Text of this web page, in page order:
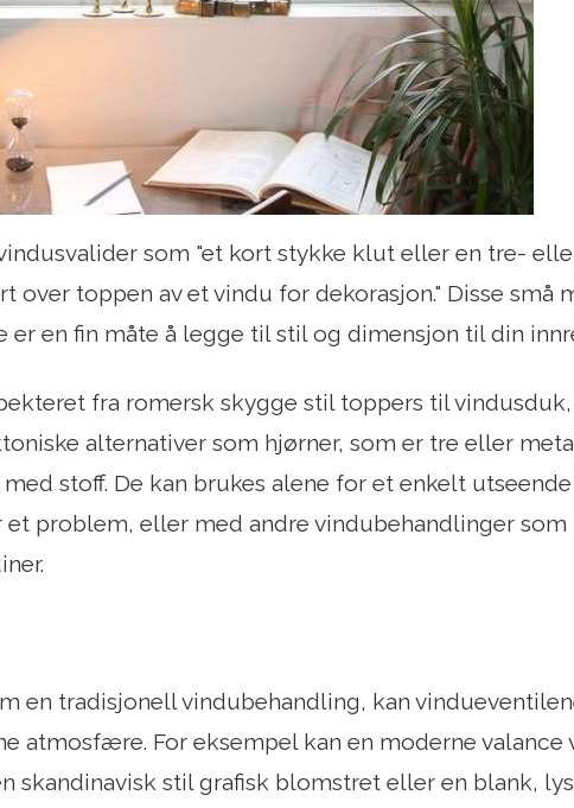
som "et kort stykke klut eller en tre-
over toppen av et vindu for dekorasjon." Disse små
er en fin måte å legge til stil og dimensjon til din
fra romersk skygge stil toppers til
alternativer som hjørner, som er tre eller
stoff. De kan brukes alene for et enkelt
et problem, eller med andre vindubehandlinger som
en tradisjonell vindubehandling, kan
atmosfære. For eksempel kan en moderne
skandinavisk stil grafisk blomstret eller en blank,